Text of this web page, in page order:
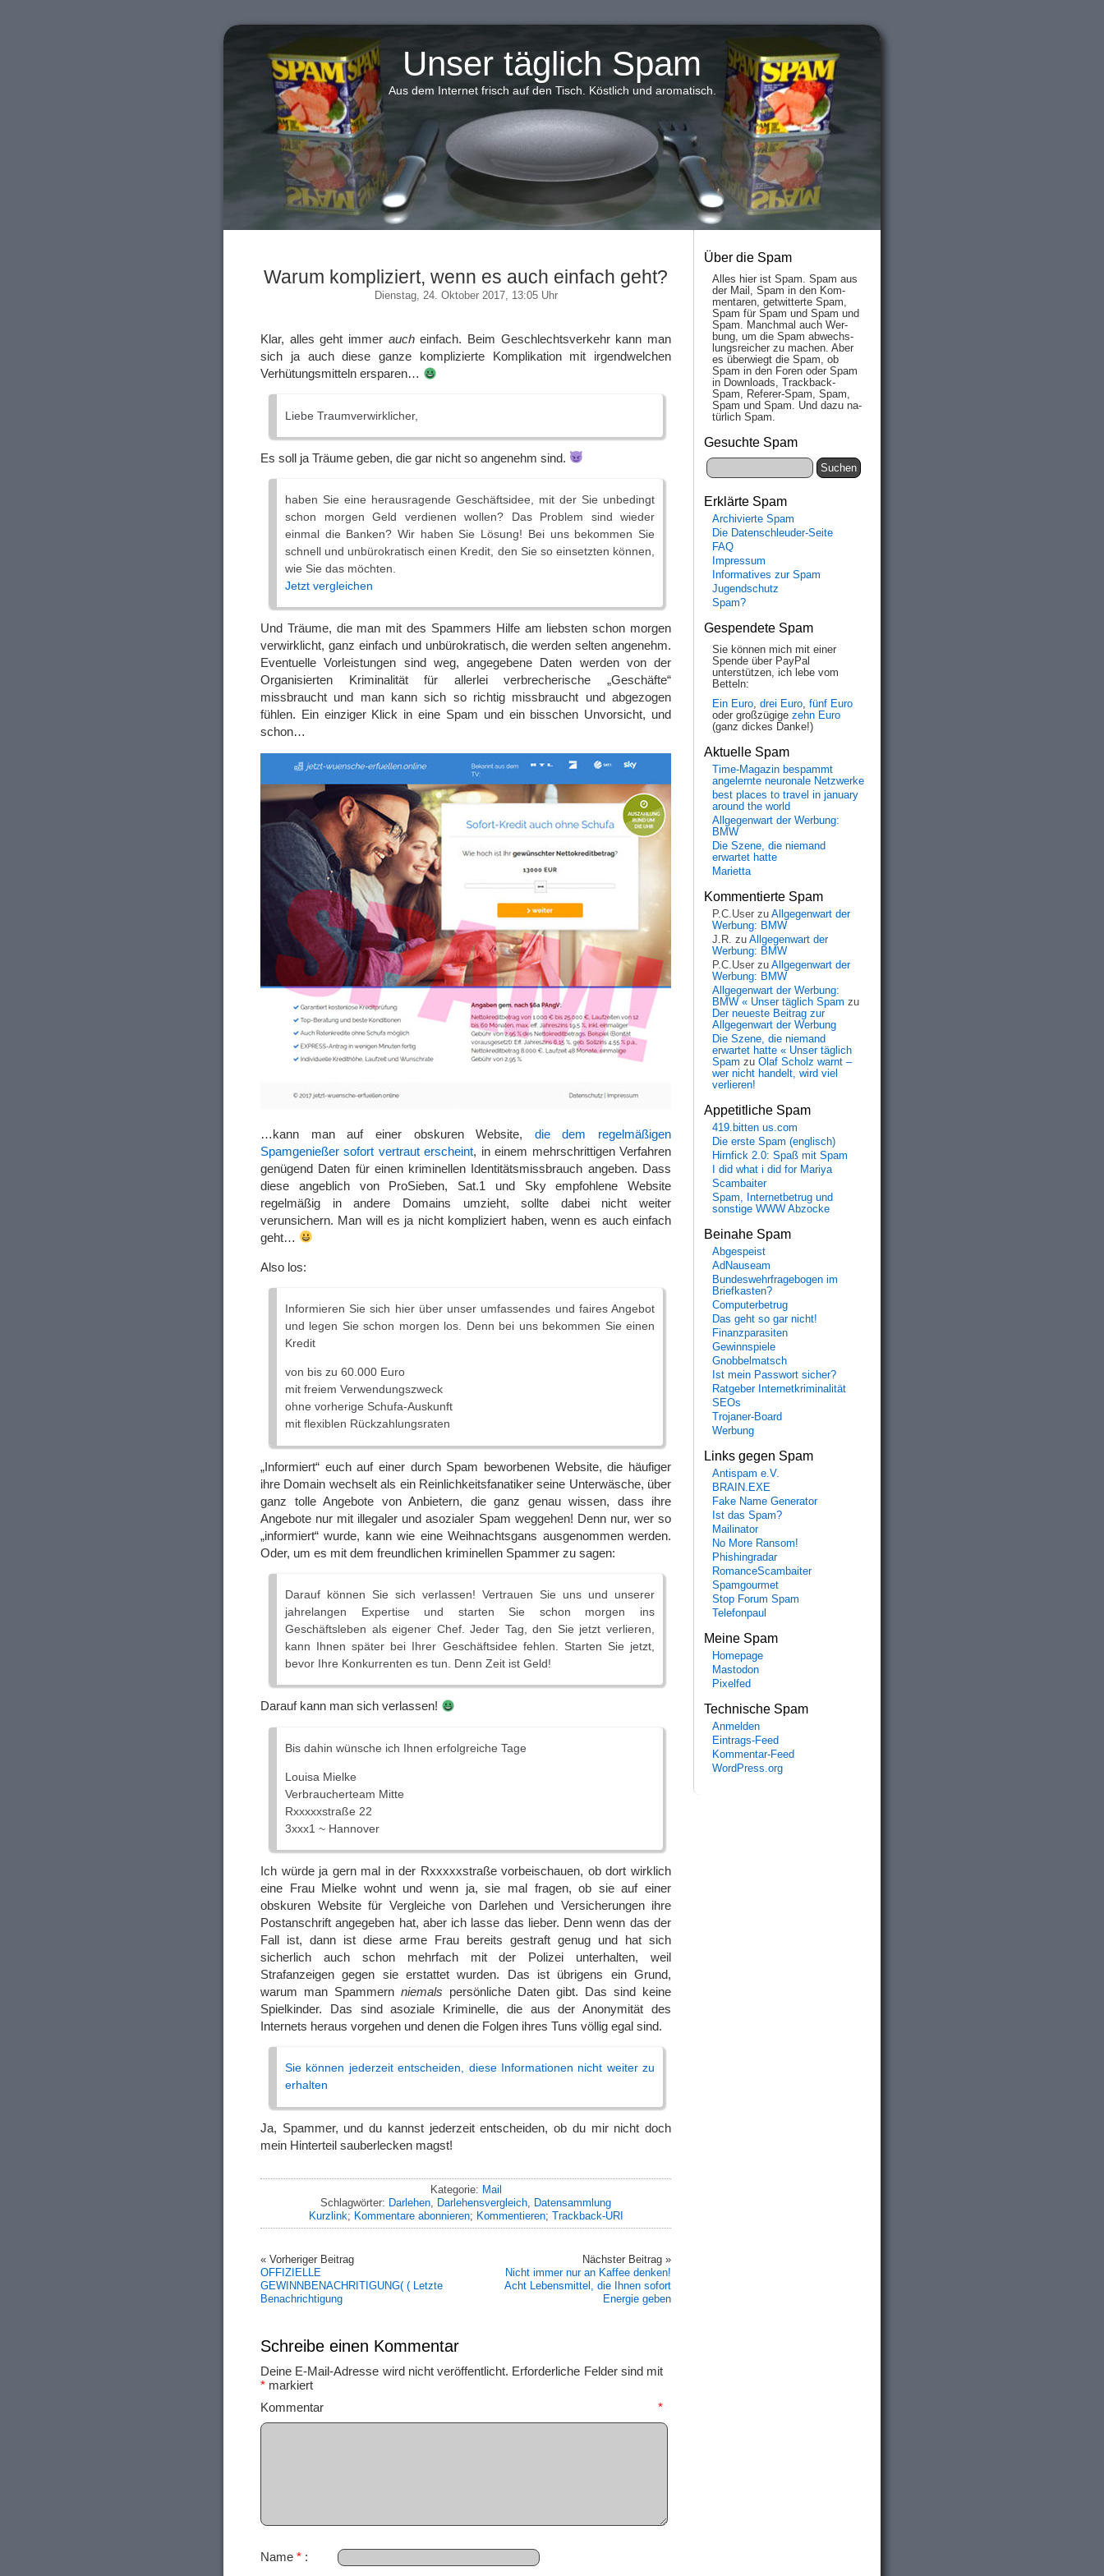
Unser täglich Spam
Aus dem Internet frisch auf den Tisch. Köstlich und aromatisch.
Warum kompliziert, wenn es auch einfach geht?
Dienstag, 24. Oktober 2017, 13:05 Uhr
Klar, alles geht immer aucheinfach. Beim Geschlechtsverkehr kann man
sich ja auch diese ganze komplizierte Komplikation mit irgendwelchen
Verhütungsmitteln ersparen…
Liebe Traumverwirklicher,
Es soll ja Träume geben, die gar nicht so angenehm sind.
haben Sie eine herausragende Geschäftsidee, mit der Sie unbedingt
schon morgen Geld verdienen wollen? Das Problem sind wieder
einmal die Banken? Wir haben Sie Lösung! Bei uns bekommen Sie
schnell und unbürokratisch einen Kredit, den Sie so einsetzten können,
wie Sie das möchten.
Jetzt vergleichen
Und Träume, die man mit des Spammers Hilfe am liebsten schon morgen
verwirklicht, ganz einfach und unbürokratisch, die werden selten angenehm.
Eventuelle Vorleistungen sind weg, angegebene Daten werden von der
Organisierten Kriminalität für allerlei verbrecherische „Geschäfte“
missbraucht und man kann sich so richtig missbraucht und abgezogen
fühlen. Ein einziger Klick in eine Spam und ein bisschen Unvorsicht, und
schon…
…kann man auf einer obskuren Website, die dem regelmäßigen
Spamgenießer sofort vertraut erscheint, in einem mehrschrittigen Verfahren
genügend Daten für einen kriminellen Identitätsmissbrauch angeben. Dass
diese angeblich von ProSieben, Sat.1 und Sky empfohlene Website
regelmäßig in andere Domains umzieht, sollte dabei nicht weiter
verunsichern. Man will es ja nicht kompliziert haben, wenn es auch einfach
geht…
Also los:
Informieren Sie sich hier über unser umfassendes und faires Angebot
und legen Sie schon morgen los. Denn bei uns bekommen Sie einen
Kredit
von bis zu 60.000 Euro
mit freiem Verwendungszweck
ohne vorherige Schufa-Auskunft
mit flexiblen Rückzahlungsraten
„Informiert“ euch auf einer durch Spam beworbenen Website, die häufiger
ihre Domain wechselt als ein Reinlichkeitsfanatiker seine Unterwäsche, über
ganz tolle Angebote von Anbietern, die ganz genau wissen, dass ihre
Angebote nur mit illegaler und asozialer Spam weggehen! Denn nur, wer so
„informiert“ wurde, kann wie eine Weihnachtsgans ausgenommen werden.
Oder, um es mit dem freundlichen kriminellen Spammer zu sagen:
Darauf können Sie sich verlassen! Vertrauen Sie uns und unserer
jahrelangen Expertise und starten Sie schon morgen ins
Geschäftsleben als eigener Chef. Jeder Tag, den Sie jetzt verlieren,
kann Ihnen später bei Ihrer Geschäftsidee fehlen. Starten Sie jetzt,
bevor Ihre Konkurrenten es tun. Denn Zeit ist Geld!
Darauf kann man sich verlassen!
Bis dahin wünsche ich Ihnen erfolgreiche Tage
Louisa Mielke
Verbraucherteam Mitte
Rxxxxxstraße 22
3xxx1 ~ Hannover
Ich würde ja gern mal in der Rxxxxxstraße vorbeischauen, ob dort wirklich
eine Frau Mielke wohnt und wenn ja, sie mal fragen, ob sie auf einer
obskuren Website für Vergleiche von Darlehen und Versicherungen ihre
Postanschrift angegeben hat, aber ich lasse das lieber. Denn wenn das der
Fall ist, dann ist diese arme Frau bereits gestraft genug und hat sich
sicherlich auch schon mehrfach mit der Polizei unterhalten, weil
Strafanzeigen gegen sie erstattet wurden. Das ist übrigens ein Grund,
warum man Spammern niemals persönliche Daten gibt. Das sind keine
Spielkinder. Das sind asoziale Kriminelle, die aus der Anonymität des
Internets heraus vorgehen und denen die Folgen ihres Tuns völlig egal sind.
Sie können jederzeit entscheiden, diese Informationen nicht weiter zu
erhalten
Ja, Spammer, und du kannst jederzeit entscheiden, ob du mir nicht doch
mein Hinterteil sauberlecken magst!
Kategorie: Mail
Schlagwörter: Darlehen Darlehensvergleich
Datensammlung
Kurzlink; Kommentare abonnieren; Kommentieren; Trackback-URI
« Vorheriger Beitrag
OFFIZIELLE
GEWINNBENACHRITIGUNG( ( Letzte
Benachrichtigung
Nächster Beitrag »
Nicht immer nur an Kaffee denken!
Acht Lebensmittel, die Ihnen sofort
Energie geben
Schreibe einen Kommentar
Deine E-Mail-Adresse wird nicht veröffentlicht. Erforderliche Felder sind mit
* markiert
Kommentar *
Name *
Über die Spam
Alles hier ist Spam. Spam aus
der Mail, Spam in den Kom­
men­taren, ge­twit­ter­te Spam,
Spam für Spam und Spam und
Spam. Manch­mal auch Wer­
bung, um die Spam ab­wechs­
lungs­reich­er zu mach­en. Aber
es über­wiegt die Spam, ob
Spam in den Fo­ren oder Spam
in Down­loads, Track­back-
Spam, Re­fe­rer-Spam, Spam,
Spam und Spam. Und da­zu na­
tür­lich Spam.
Gesuchte Spam
Erklärte Spam
Archivierte Spam
Die Datenschleuder-Seite
FAQ
Impressum
Informatives zur Spam
Jugendschutz
Spam?
Gespendete Spam
Sie können mich mit einer
Spende über PayPal
unterstützen, ich lebe vom
Betteln:
Ein Euro, drei Euro, fünf Euro
oder großzügige zehn Euro
(ganz dickes Danke!)
Aktuelle Spam
Time-Magazin bespammt
angelernte neuronale Netzwerke
best places to travel in january
around the world
Allgegenwart der Werbung:
BMW
Die Szene, die niemand
erwartet hatte
Marietta
Kommentierte Spam
P.C.User zu Allgegenwart der
Werbung: BMW
J.R. zu Allgegenwart der
Werbung: BMW
P.C.User zu Allgegenwart der
Werbung: BMW
Allgegenwart der Werbung:
BMW « Unser täglich Spam zu
Der neueste Beitrag zur
Allgegenwart der Werbung
Die Szene, die niemand
erwartet hatte « Unser täglich
Spam zu Olaf Scholz warnt –
wer nicht handelt, wird viel
verlieren!
Appetitliche Spam
419.bitten us.com
Die erste Spam (englisch)
Hirnfick 2.0: Spaß mit Spam
I did what i did for Mariya
Scambaiter
Spam, Internetbetrug und
sonstige WWW Abzocke
Beinahe Spam
Abgespeist
AdNauseam
Bundeswehrfragebogen im
Briefkasten?
Computerbetrug
Das geht so gar nicht!
Finanzparasiten
Gewinnspiele
Gnobbelmatsch
Ist mein Passwort sicher?
Ratgeber Internetkriminalität
SEOs
Trojaner-Board
Werbung
Links gegen Spam
Antispam e.V.
BRAIN.EXE
Fake Name Generator
Ist das Spam?
Mailinator
No More Ransom!
Phishingradar
RomanceScambaiter
Spamgourmet
Stop Forum Spam
Telefonpaul
Meine Spam
Homepage
Mastodon
Pixelfed
Technische Spam
Anmelden
Eintrags-Feed
Kommentar-Feed
WordPress.org